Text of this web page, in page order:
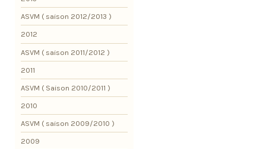
ASVM ( saison 2012/2013 )
2012
ASVM ( saison 2011/2012 )
2011
ASVM ( Saison 2010/2011 )
2010
ASVM ( saison 2009/2010 )
2009